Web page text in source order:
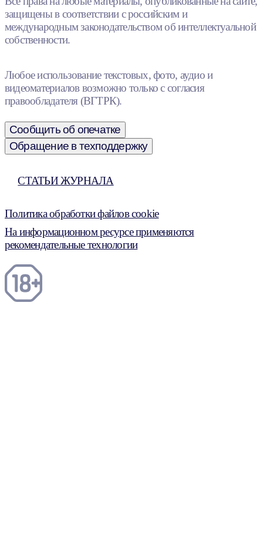
защищены в соответствии с российским и
международным законодательством об интеллектуальной
собственности.
Любое использование текстовых, фото, аудио и
видеоматериалов возможно только с согласия
правообладателя (ВГТРК).
Сообщить об опечатке
Обращение в техподдержку
СТАТЬИ ЖУРНАЛА
Политика обработки файлов cookie
На информационном ресурсе применяются
рекомендательные технологии